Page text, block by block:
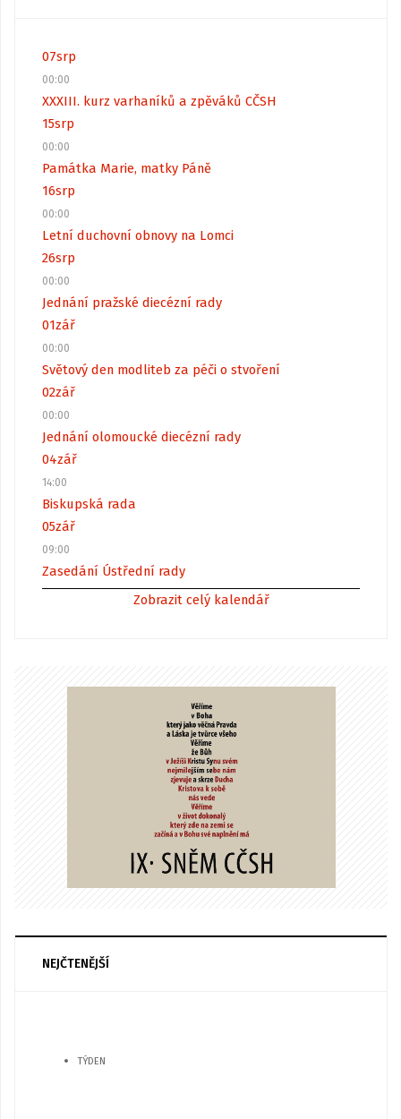
07srp
00:00
XXXIII. kurz varhaníků a zpěváků CČSH
15srp
00:00
Památka Marie, matky Páně
16srp
00:00
Letní duchovní obnovy na Lomci
26srp
00:00
Jednání pražské diecézní rady
01zář
00:00
Světový den modliteb za péči o stvoření
02zář
00:00
Jednání olomoucké diecézní rady
04zář
14:00
Biskupská rada
05zář
09:00
Zasedání Ústřední rady
Zobrazit celý kalendář
NEJČTENĚJŠÍ
TÝDEN